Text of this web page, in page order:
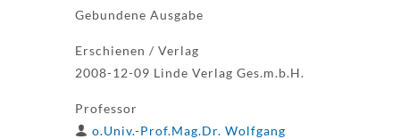
Gebundene Ausgabe
Erschienen / Verlag
2008-12-09 Linde Verlag Ges.m.b.H.
Professor
o.Univ.-Prof.Mag.Dr. Wolfgang